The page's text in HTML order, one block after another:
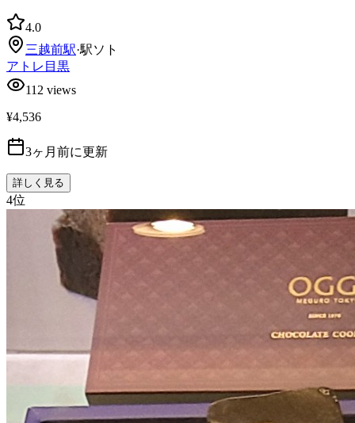
4.0
三越前駅·駅ソト
アトレ目黒
112 views
¥4,536
3ヶ月前に更新
詳しく見る
4位